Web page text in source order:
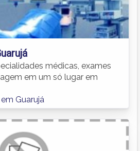
médicas, exames
em um só lugar em
Guarujá